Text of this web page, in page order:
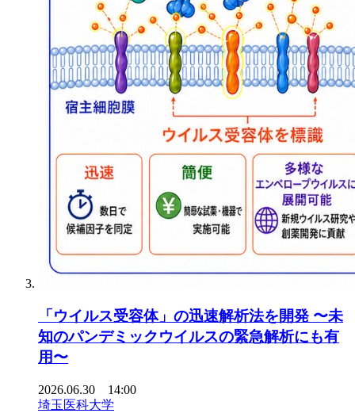
「ウイルス受容体」の迅速解析法を開発 〜未
知のパンデミックウイルスの緊急解析にも有
用〜
2026.06.30 14:00
埼玉医科大学